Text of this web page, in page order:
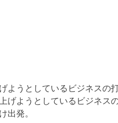
うとしているビジネスの打
ようとしているビジネスの
出発。